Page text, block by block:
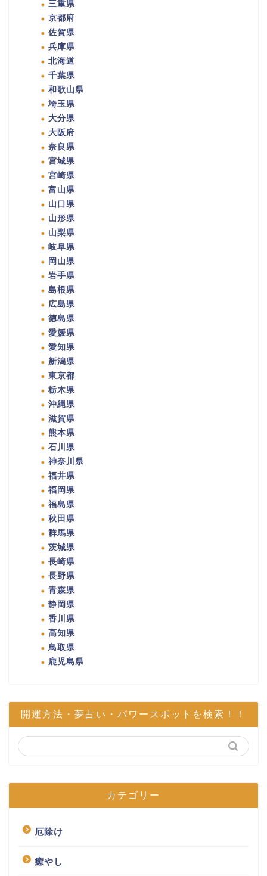
三重県
京都府
佐賀県
兵庫県
北海道
千葉県
和歌山県
埼玉県
大分県
大阪府
奈良県
宮城県
宮崎県
富山県
山口県
山形県
山梨県
岐阜県
岡山県
岩手県
島根県
広島県
徳島県
愛媛県
愛知県
新潟県
東京都
栃木県
沖縄県
滋賀県
熊本県
石川県
神奈川県
福井県
福岡県
福島県
秋田県
群馬県
茨城県
長崎県
長野県
青森県
静岡県
香川県
高知県
鳥取県
鹿児島県
開運方法・夢占い・パワースポットを検索！！
カテゴリー
厄除け
癒やし